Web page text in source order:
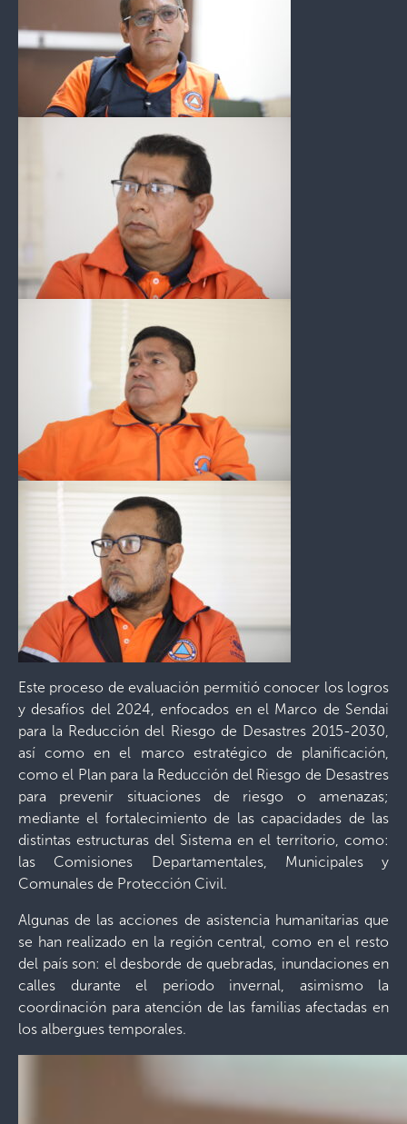
Este proceso de evaluación permitió conocer los logros
y desafíos del 2024, enfocados en el Marco de Sendai
para la Reducción del Riesgo de Desastres 2015-2030,
así como en el marco estratégico de planificación,
como el Plan para la Reducción del Riesgo de Desastres
para prevenir situaciones de riesgo o amenazas;
mediante el fortalecimiento de las capacidades de las
distintas estructuras del Sistema en el territorio, como:
las Comisiones Departamentales, Municipales y
Comunales de Protección Civil.
Algunas de las acciones de asistencia humanitarias que
se han realizado en la región central, como en el resto
del país son: el desborde de quebradas, inundaciones en
calles durante el periodo invernal, asimismo la
coordinación para atención de las familias afectadas en
los albergues temporales.